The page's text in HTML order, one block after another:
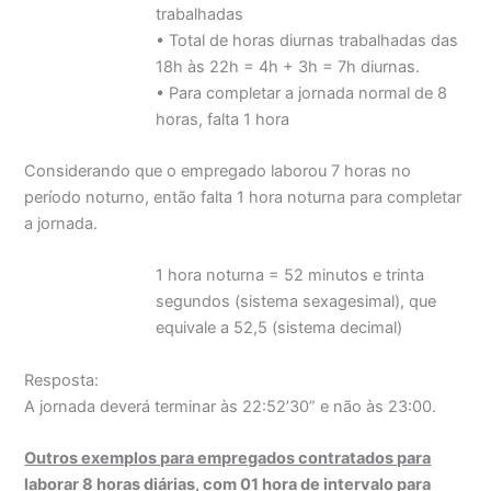
trabalhadas
• Total de horas diurnas trabalhadas das
18h às 22h = 4h + 3h = 7h diurnas.
• Para completar a jornada normal de 8
horas, falta 1 hora
Considerando que o empregado laborou 7 horas no
período noturno, então falta 1 hora noturna para completar
a jornada.
1 hora noturna = 52 minutos e trinta
segundos (sistema sexagesimal), que
equivale a 52,5 (sistema decimal)
Resposta:
A jornada deverá terminar às 22:52’30” e não às 23:00.
Outros exemplos para empregados contratados para
laborar 8 horas diárias, com 01 hora de intervalo para